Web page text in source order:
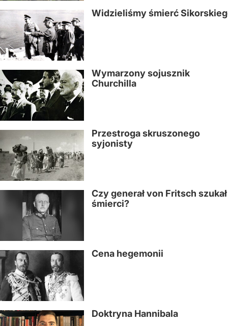
Widzieliśmy śmierć
Wymarzony sojusznik
Churchilla
Przestroga skruszonego
syjonisty
Czy generał von Fritsch szukał
śmierci?
Cena hegemonii
Doktryna Hannibala